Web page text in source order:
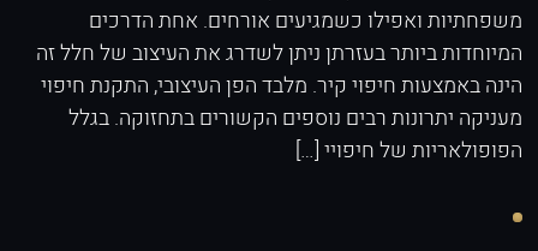
משפחתיות ואפילו כשמגיעים אורחים. אחת הדרכים
המיוחדות ביותר בעזרתן ניתן לשדרג את העיצוב של חלל זה
הינה באמצעות חיפוי קיר. מלבד הפן העיצובי, התקנת חיפוי
מעניקה יתרונות רבים נוספים הקשורים בתחזוקה. בגלל
הפופולאריות של חיפויי […]